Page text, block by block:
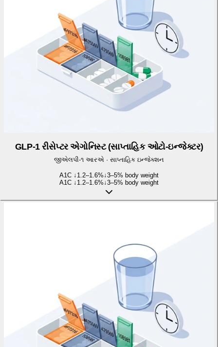
GLP-1 રીસેપ્ટર એગોનિસ્ટ (સાપ્તાહિક ઓટો-ઇન્જેક્ટર)
જીએલપી-૧ આરએ · સાપ્તાહિક ઇન્જેક્શન
A1C ↓ 1.2–1.6%↓3–5% body weight
A1C ↓ 1.2–1.6%↓3–5% body weight